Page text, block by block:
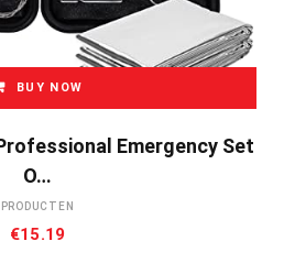
BUY NOW
Emergency Set
O…
PRODUCTEN
€15.19